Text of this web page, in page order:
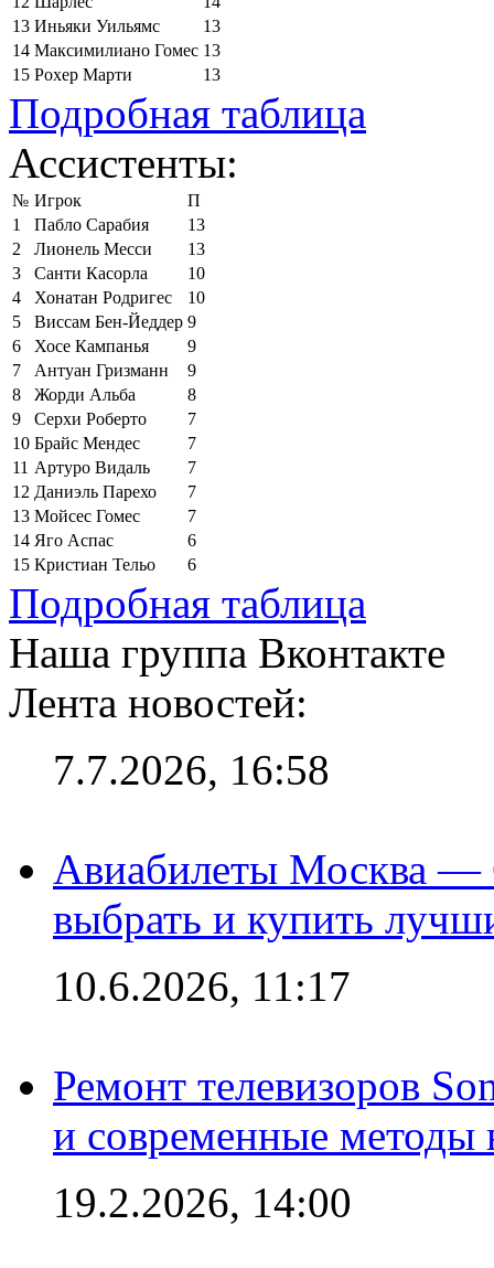
13 Иньяки Уильямс
13
14 Максимилиано Гомес 13
15 Рохер Марти 13
Подробная таблица
Ассистенты:
№ Игрок
П
1
Пабло Сарабия
13
2
Лионель Месси
13
3
Санти Касорла
10
4
Хонатан Родригес
10
5
Виссам Бен-Йеддер 9
6
Хосе Кампанья
9
7
Антуан Гризманн
9
8
Жорди Альба
8
9
Серхи Роберто
7
10 Брайс Мендес
7
11 Артуро Видаль
7
12 Даниэль Парехо
7
13 Мойсес Гомес
7
14 Яго Аспас
6
15 Кристиан Тельо 6
Подробная таблица
Наша группа Вконтакте
Лента новостей:
7.7.2026, 16:58
Авиабилеты Москва —
выбрать и купить
10.6.2026, 11:17
Ремонт телевизоров
и современные методы
19.2.2026, 14:00